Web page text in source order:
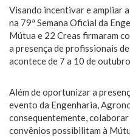
Visando incentivar e ampliar
na 79ª Semana Oficial da
Mútua e 22 Creas firmaram
a presença de profissionais
acontece de 7 a 10 de
Além de oportunizar a
evento da Engenharia,
consequentemente,
convênios possibilitam à